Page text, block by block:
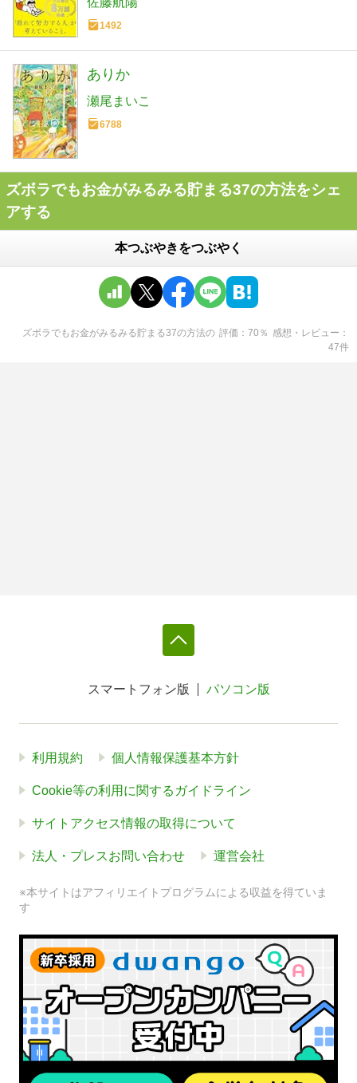
1492
ありか
瀬尾まいこ
6788
ズボラでもお金がみるみる貯まる37の方法をシェ
アする
本つぶやきをつぶやく
ズボラでもお金がみるみる貯まる37の方法の 評価 70 ％ 感想・レビュー
47件
スマートフォン版 パソコン版
利用規約 個人情報保護基本方針
Cookie等の利用に関するガイドライン
サイトアクセス情報の取得について
法人・プレスお問い合わせ 運営会社
※本サイトはアフィリエイトプログラムによる収益を得ていま
す